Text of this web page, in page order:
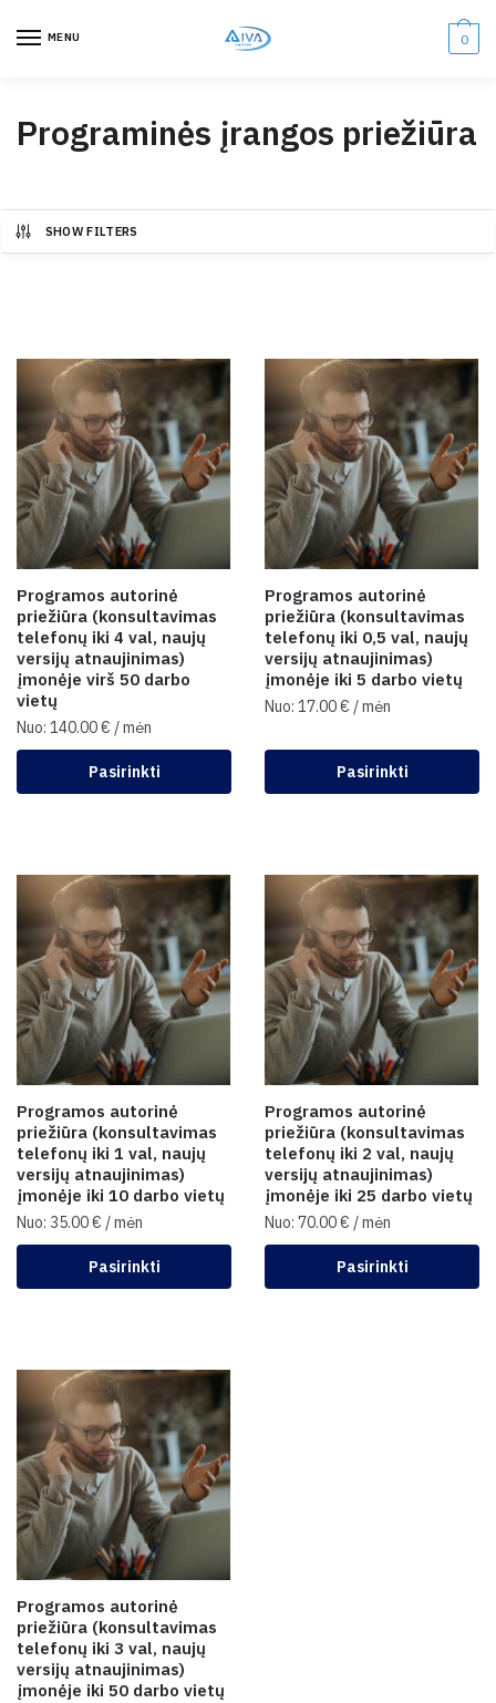
MENU 0
Programinės įrangos priežiūra
SHOW FILTERS
Programos autorinė
priežiūra (konsultavimas
telefonų iki 4 val, naujų
versijų atnaujinimas)
įmonėje virš 50 darbo
vietų
Nuo: 140.00€ / mėn
Pasirinkti
Programos autorinė
priežiūra (konsultavimas
telefonų iki 0,5 val, naujų
versijų atnaujinimas)
įmonėje iki 5 darbo vietų
Nuo: 17.00€ / mėn
Pasirinkti
Programos autorinė
priežiūra (konsultavimas
telefonų iki 1 val, naujų
versijų atnaujinimas)
įmonėje iki 10 darbo vietų
Nuo: 35.00€ / mėn
Pasirinkti
Programos autorinė
priežiūra (konsultavimas
telefonų iki 2 val, naujų
versijų atnaujinimas)
įmonėje iki 25 darbo vietų
Nuo: 70.00€ / mėn
Pasirinkti
Programos autorinė
priežiūra (konsultavimas
telefonų iki 3 val, naujų
versijų atnaujinimas)
įmonėje iki 50 darbo vietų